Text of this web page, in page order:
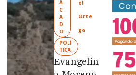
Ciudad
Limpia” en
colonias de
las …
A
C
A
D
O
POLÍ
TICA
el
Orte
ga
Evangelin